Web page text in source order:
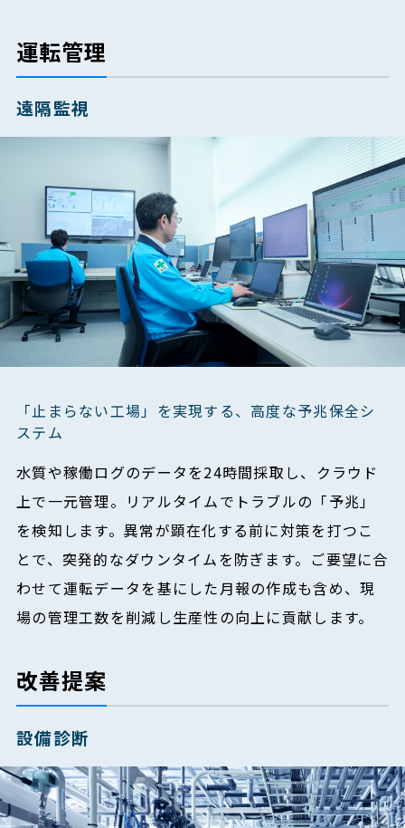
運転管理
遠隔監視
「止まらない工場」を実現する、高度な予兆保全シ
ステム
水質や稼働ログのデータを24時間採取し、クラウド
上で一元管理。リアルタイムでトラブルの「予兆」
を検知します。異常が顕在化する前に対策を打つこ
とで、突発的なダウンタイムを防ぎます。ご要望に合
わせて運転データを基にした月報の作成も含め、現
場の管理工数を削減し生産性の向上に貢献します。
改善提案
設備診断